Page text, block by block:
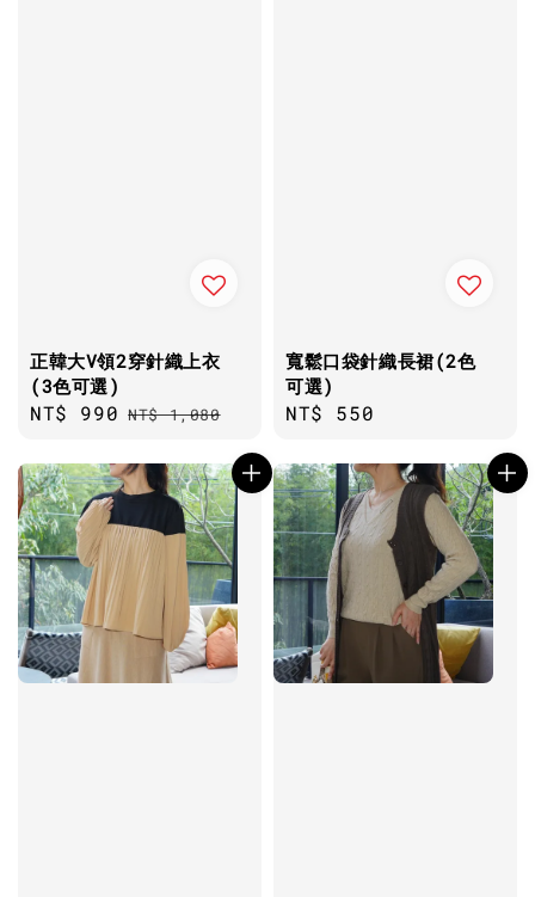
正韓大V領2穿針織上衣
(3色可選)
Sale
NT$ 990 Regular
NT$ 1,080
寬鬆口袋針織長裙(2色
可選)
Regular
NT$ 550